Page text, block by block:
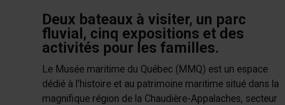
Deux bateaux à visiter, un parc
fluvial, cinq expositions et des
activités pour les familles.
Le Musée maritime du Québec (MMQ) est un espace
dédié à l'histoire et au patrimoine maritime situé dans la
magnifique région de la Chaudière-Appalaches, secteur